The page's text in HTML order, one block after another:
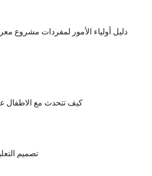
دليل أولياء الأمور لمفردات مشروع
كيف تتحدث مع الاطفال
تصميم